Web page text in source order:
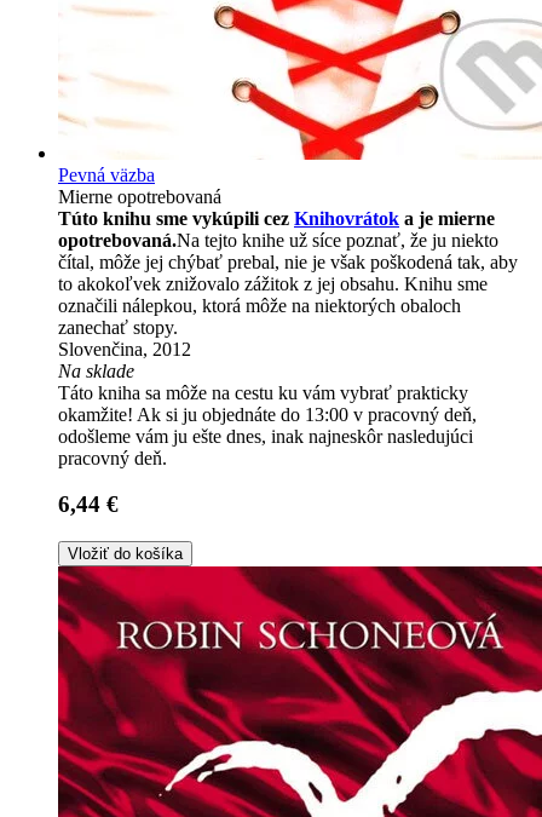
Pevná väzba
Mierne opotrebovaná
Túto knihu sme vykúpili cez Knihovrátok a je mierne
opotrebovaná.Na tejto knihe už síce poznať, že ju niekto
čítal, môže jej chýbať prebal, nie je však poškodená tak, aby
to akokoľvek znižovalo zážitok z jej obsahu. Knihu sme
označili nálepkou, ktorá môže na niektorých obaloch
zanechať stopy.
Slovenčina, 2012
Na sklade
Táto kniha sa môže na cestu ku vám vybrať prakticky
okamžite! Ak si ju objednáte do 13:00 v pracovný deň,
odošleme vám ju ešte dnes, inak najneskôr nasledujúci
pracovný deň.
6,44 €
Vložiť do košíka